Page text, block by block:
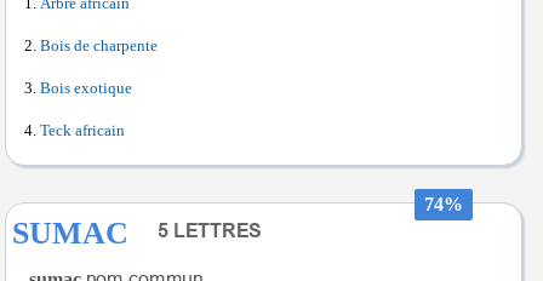
Arbre africain
Bois de charpente
Bois exotique
Teck africain
74%
SUMAC